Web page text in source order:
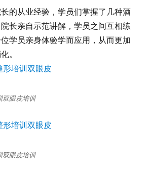
的从业经验，学员们掌握了几种酒
院长亲自示范讲解，学员之间互相练
学员亲身体验学而应用，从而更加
。
双眼皮培训
双眼皮培训